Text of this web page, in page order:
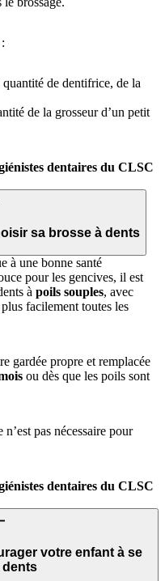
quantité de dentifrice, de la
de la grosseur d’un petit
dentaires du CLSC
sa brosse à dents
à une bonne santé
pour les gencives, il est
à poils souples, avec
facilement toutes les
gardée propre et remplacée
ou dès que les poils sont
pas nécessaire pour
dentaires du CLSC
votre enfant à se
dents